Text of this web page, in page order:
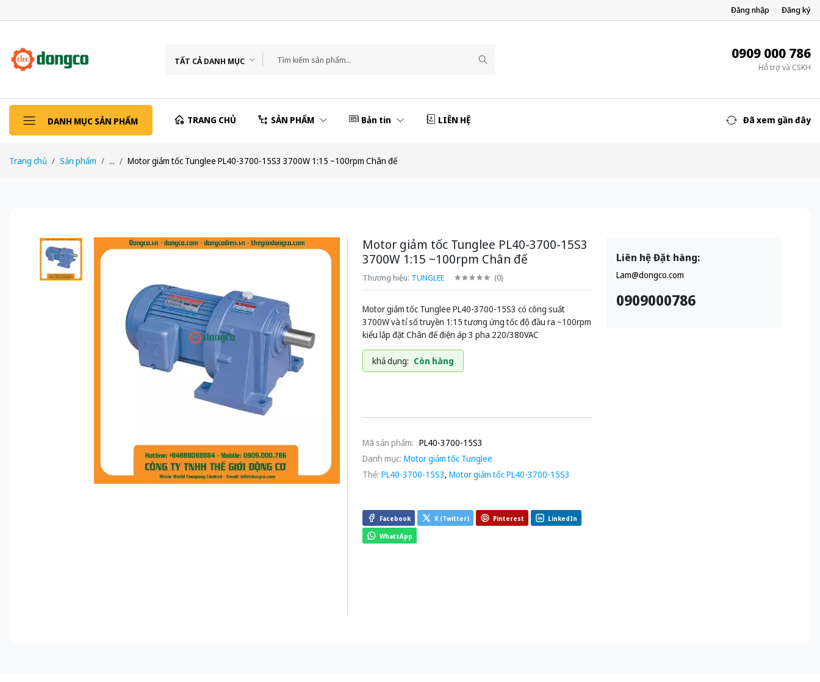
Đăng nhập Đăng ký
TẤT CẢ DANH MỤC 0909 000 786
Hỗ trợ và CSKH
DANH MỤC SẢN PHẨM TRANG CHỦ SẢN PHẨM Bản tin LIÊN HỆ Đã xem gần đây
Trang chủ Sản phẩm ... Motor giảm tốc Tunglee PL40-3700-15S3 3700W 1:15 ~100rpm Chân đế
Motor giảm tốc Tunglee PL40-3700-15S3
3700W 1:15 ~100rpm Chân đế
Thương hiệu: TUNGLEE (0)
Motor giảm tốc Tunglee PL40-3700-15S3 có công suất
3700W và tỉ số truyền 1:15 tương ứng tốc độ đầu ra ~100rpm
kiểu lắp đặt Chân đế điện áp 3 pha 220/380VAC
khả dụng: Còn hàng
Mã sản phẩm: PL40-3700-15S3
Danh mục: Motor giảm tốc Tunglee
Thẻ: PL40-3700-15S3, Motor giảm tốc PL40-3700-15S3
Facebook X (Twitter) Pinterest LinkedIn
WhatsApp
Liên hệ Đặt hàng:
Lam@dongco.com
0909000786